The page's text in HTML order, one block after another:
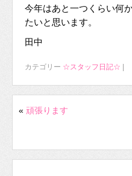
今年はあと一つくらい何
たいと思います。
田中
カテゴリー ☆スタッフ日記☆
« 頑張ります